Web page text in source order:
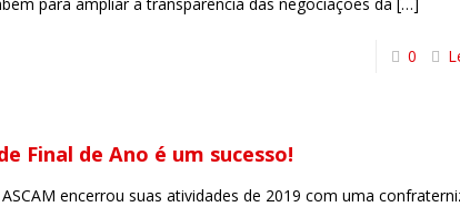
0
Final de Ano é um sucesso!
encerrou suas atividades de 2019 com uma